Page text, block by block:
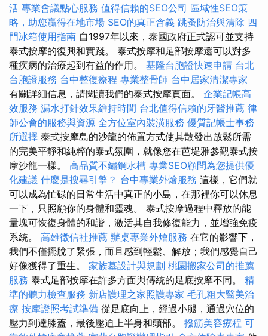
活 專業會議點心服務 值得信賴的SEO公司 區域性SEO策
略，助您贏得在地市場 SEO的真正含義 跳蚤防治與清除 四
門冰箱使用指南 自1997年以來，泰國政府正式認可並支持
泰式按摩的復興和實踐。 泰式按摩和足部按摩還可以對多
種疾病的治療起到有益的作用。 基隆台胞證快速申請 台北
台胞證服務 台中整復療程 專業整骨師 台中居家清潔專家
有關詳細信息，請閱讀我們的泰式按摩頁面。 企業記帳高
效服務 漏水打針效果維持時間 台北值得信賴的牙醫推薦 律
師公會的服務與資源 全方位室內裝潢服務 優質記帳士事務
所選擇 泰式按摩島的沙龍的佈置方式使其散發出放鬆所需
的完美平靜和純粹的泰式氛圍，就像您在芭堤雅參觀泰式按
摩沙龍一樣。 高品質不鏽鋼水槽 專業SEO顧問為您提供優
化建議 什麼是搜尋引擎？ 台中專業外燴服務 這樣，它們就
可以成為忙碌的日常生活中真正的小島，在那裡你可以休息
一下，只照顧你的身體和靈魂。 泰式按摩過程中釋放的能
量塊可恢復身體的和諧，激活其自我修復能力，並增強免疫
系統。 高雄徵信社推薦 辦桌專業外燴服務 在它的影響下，
我們不僅擺脫了緊張，而且感到輕鬆、解放；我們感覺自己
好像獲得了重生。 家族墓設計與規劃 桃園搬家公司的推薦
服務 泰式足部按摩在許多方面與傳統的足底按摩不同。 精
準的聽力檢查服務 新店護理之家照護專家 毛孔粗大醫美治
療 按摩證照考試準備 從足底向上，經過小腿，通過穴位的
壓力到達膝蓋，最後壓迫上半身和頭部。 撥筋美容療程 可